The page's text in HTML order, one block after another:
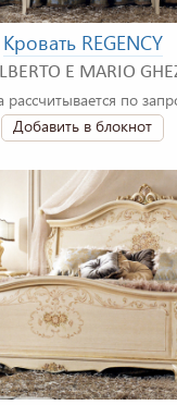
Кровать REGENCY
E MARIO
рассчитывается по
Добавить в блокнот